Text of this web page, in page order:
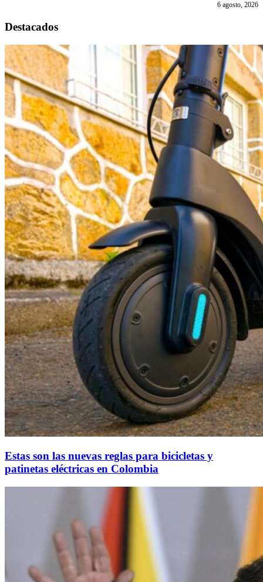
6 agosto, 2026
Destacados
Estas son las nuevas reglas para bicicletas y
patinetas eléctricas en Colombia